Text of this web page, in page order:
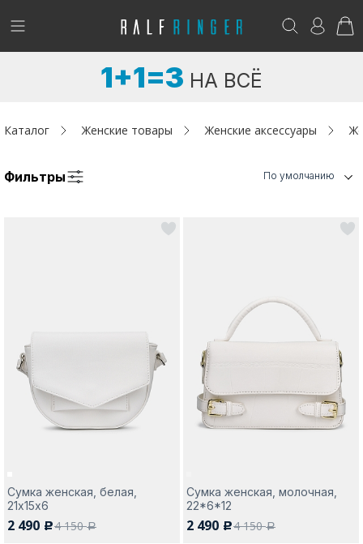
!
Женщинам
Адреса магазинов
Да, все верно Изменить город
Возникли вопросы? - club@ralf.ru
1+1=3 НА ВСЁ
Каталог Женские товары Женские аксессуары
Фильтры По умолчанию
Сумка женская, белая,
21х15х6
2 490 c4 150a
Сумка женская, молочная,
22*6*12
2 490 c4 150a